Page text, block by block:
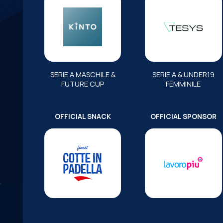
SERIE A MASCHILE &
FUTURE CUP
SERIE A & UNDER19
FEMMINILE
OFFICIAL SNACK OFFICIAL SPONSOR